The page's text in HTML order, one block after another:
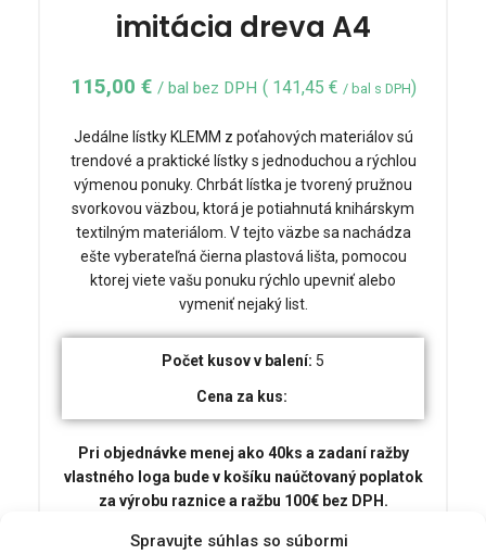
Spravujte súhlas so súbormi
imitácia dreva A4
115,00 € / bal bez DPH ( 141,45 € / bal s DPH)
Jedálne lístky KLEMM z poťahových materiálov sú
trendové a praktické lístky s jednoduchou a rýchlou
výmenou ponuky. Chrbát lístka je tvorený pružnou
svorkovou väzbou, ktorá je potiahnutá knihárskym
textilným materiálom. V tejto väzbe sa nachádza
ešte vyberateľná čierna plastová lišta, pomocou
ktorej viete vašu ponuku rýchlo upevniť alebo
vymeniť nejaký list.
Počet kusov v balení: 5
Cena za kus:
Pri objednávke menej ako 40ks a zadaní ražby
vlastného loga bude v košíku naúčtovaný poplatok
za výrobu raznice a ražbu 100€ bez DPH.